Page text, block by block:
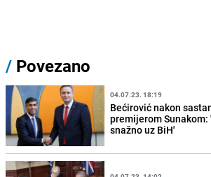
/ Povezano
04.07.23. 18:19
Bećirović nakon
premijerom
snažno uz BiH'